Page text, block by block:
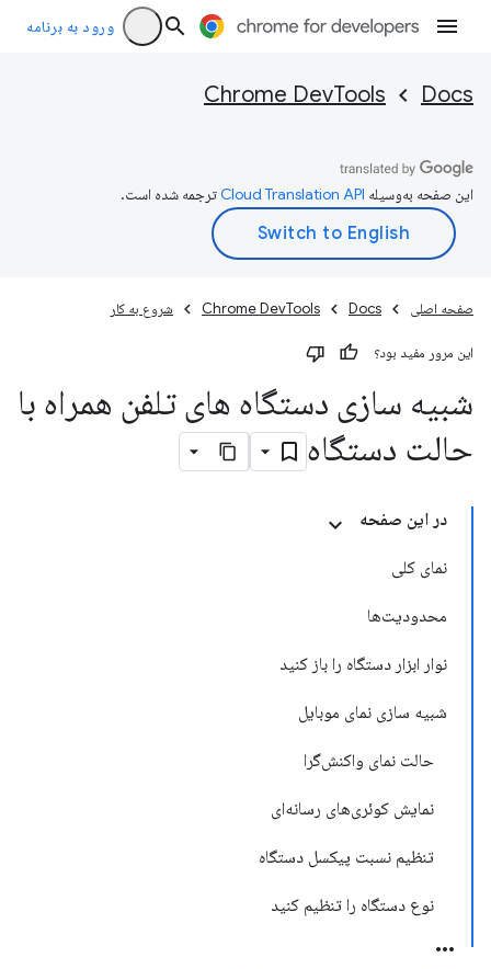
ورود به برنامه
Docs
Chrome DevTools
این صفحه به‌وسیله ترجمه شده است.
صفحه اصلی Docs
Chrome DevTools شروع به کار
این مرور مفید بود؟
شبیه سازی دستگاه های تلفن همراه با
حالت دستگاه
در این صفحه
نمای کلی
محدودیت‌ها
نوار ابزار دستگاه را باز کنید
شبیه سازی نمای موبایل
حالت نمای واکنش‌گرا
نمایش کوئری‌های رسانه‌ای
تنظیم نسبت پیکسل دستگاه
نوع دستگاه را تنظیم کنید